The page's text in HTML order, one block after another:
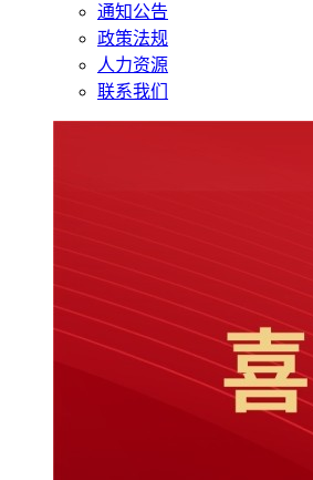
通知公告
政策法规
人力资源
联系我们